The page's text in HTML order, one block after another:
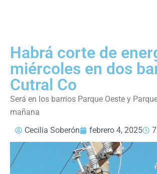
Habrá corte de
miércoles en dos
Cutral Co
Será en los barrios Parque Oeste y
mañana
Cecilia Soberón
febrero 4, 2025